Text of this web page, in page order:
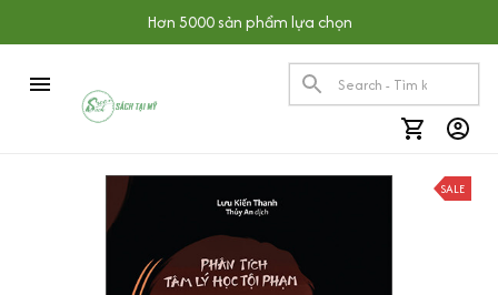
Hơn 5000 sản phẩm lựa chọn
SALE